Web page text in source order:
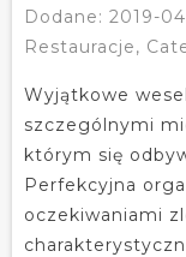
Dodane: 2019-
Restauracje,
Wyjątkowe
szczególnymi
którym się
Perfekcyjna
oczekiwaniami